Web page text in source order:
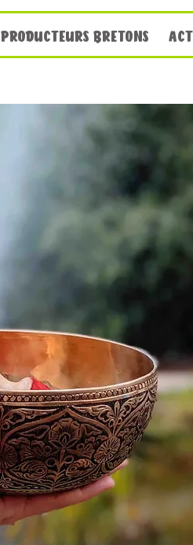
PRODUCTEURS BRETONS